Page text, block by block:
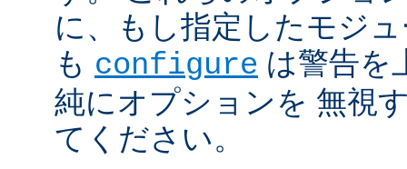
に、もし指定したモジ
も configure は警告を
純にオプションを 無視
てください。